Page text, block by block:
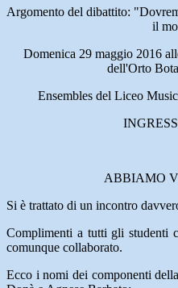
Argomento del dibattito:
il
Domenica 29 maggio 2016
dell'Orto
Ensembles del Liceo
ABBIAMO
Si è trattato di un incontro
Complimenti a tutti gli studenti
comunque collaborato.
Ecco i nomi dei componenti